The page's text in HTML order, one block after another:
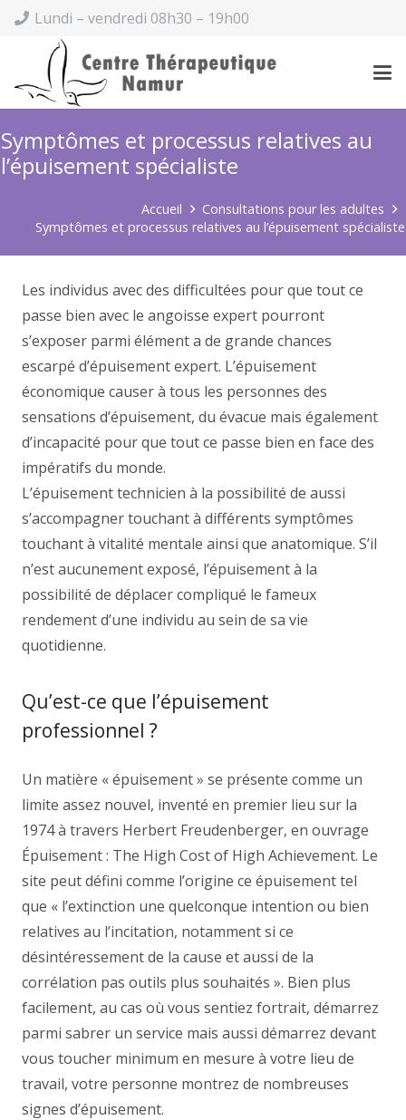
Lundi – vendredi 08h30 – 19h00
Symptômes et processus relatives au
l’épuisement spécialiste
Accueil
Consultations pour les adultes
Symptômes et processus relatives au l’épuisement spécialiste
Les individus avec des difficultées pour que tout ce
passe bien avec le angoisse expert pourront
s’exposer parmi élément a de grande chances
escarpé d’épuisement expert. L’épuisement
économique causer à tous les personnes des
sensations d’épuisement, du évacue mais également
d’incapacité pour que tout ce passe bien en face des
impératifs du monde.
L’épuisement technicien à la possibilité de aussi
s’accompagner touchant à différents symptômes
touchant à vitalité mentale ainsi que anatomique. S’il
n’est aucunement exposé, l’épuisement à la
possibilité de déplacer compliqué le fameux
rendement d’une individu au sein de sa vie
quotidienne.
Qu’est-ce que l’épuisement
professionnel ?
Un matière « épuisement » se présente comme un
limite assez nouvel, inventé en premier lieu sur la
1974 à travers Herbert Freudenberger, en ouvrage
Épuisement : The High Cost of High Achievement. Le
site peut défini comme l’origine ce épuisement tel
que « l’extinction une quelconque intention ou bien
relatives au l’incitation, notamment si ce
désintéressement de la cause et aussi de la
corrélation pas outils plus souhaités ». Bien plus
facilement, au cas où vous sentiez fortrait, démarrez
parmi sabrer un service mais aussi démarrez devant
vous toucher minimum en mesure à votre lieu de
travail, votre personne montrez de nombreuses
signes d’épuisement.